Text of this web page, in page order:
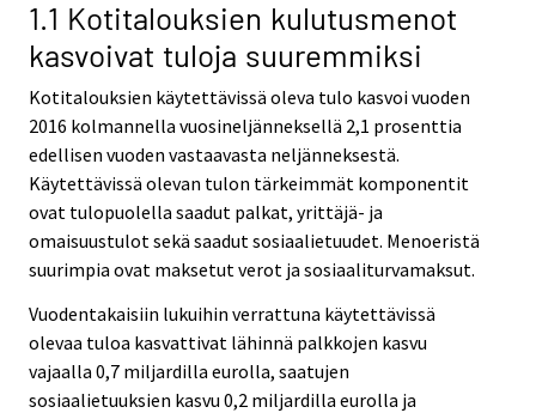
1.1 Kotitalouksien kulutusmenot
kasvoivat tuloja suuremmiksi
Kotitalouksien käytettävissä oleva tulo kasvoi vuoden
2016 kolmannella vuosineljänneksellä 2,1 prosenttia
edellisen vuoden vastaavasta neljänneksestä.
Käytettävissä olevan tulon tärkeimmät komponentit
ovat tulopuolella saadut palkat, yrittäjä- ja
omaisuustulot sekä saadut sosiaalietuudet. Menoeristä
suurimpia ovat maksetut verot ja sosiaaliturvamaksut.
Vuodentakaisiin lukuihin verrattuna käytettävissä
olevaa tuloa kasvattivat lähinnä palkkojen kasvu
vajaalla 0,7 miljardilla eurolla, saatujen
sosiaalietuuksien kasvu 0,2 miljardilla eurolla ja